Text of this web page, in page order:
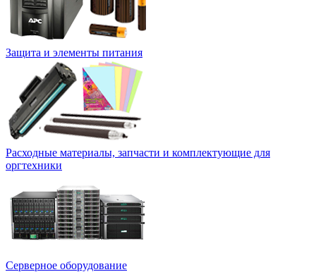
Защита и элементы питания
Расходные материалы, запчасти и комплектующие для
оргтехники
Серверное оборудование